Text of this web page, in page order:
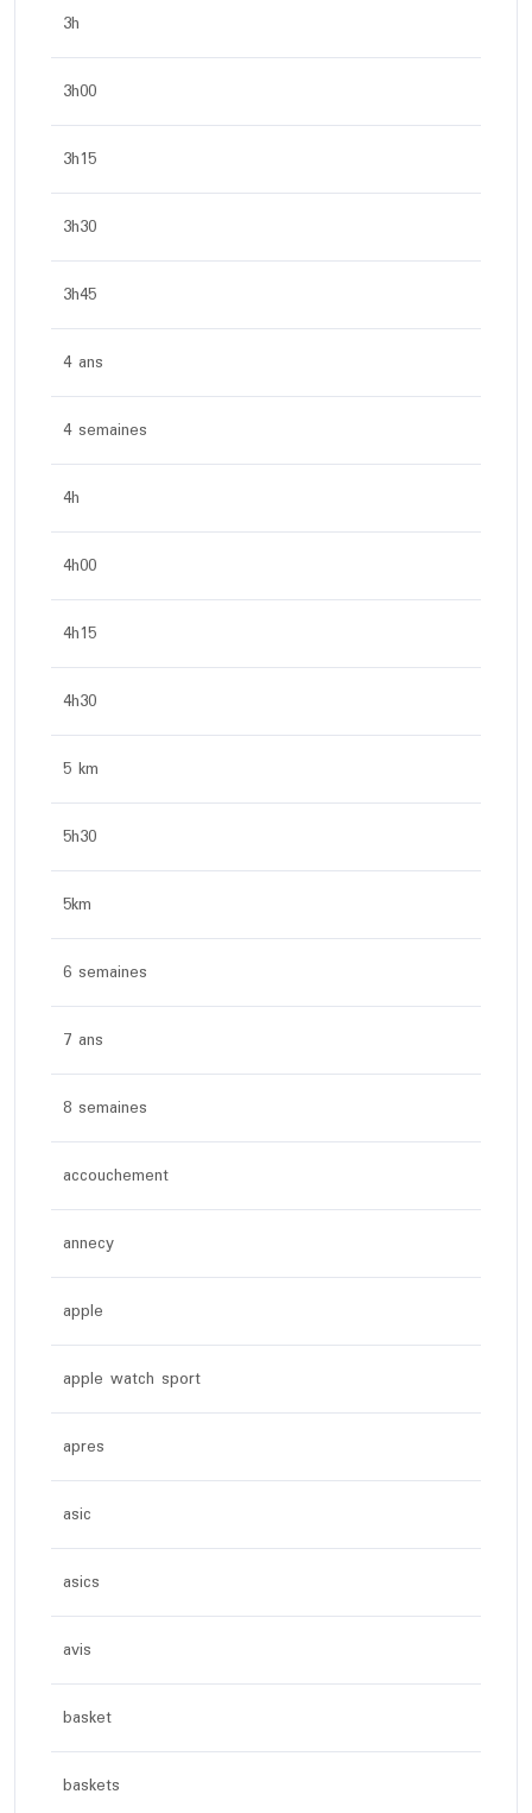
3h
3h00
3h15
3h30
3h45
4 ans
4 semaines
4h
4h00
4h15
4h30
5 km
5h30
5km
6 semaines
7 ans
8 semaines
accouchement
annecy
apple
apple watch sport
apres
asic
asics
avis
basket
baskets